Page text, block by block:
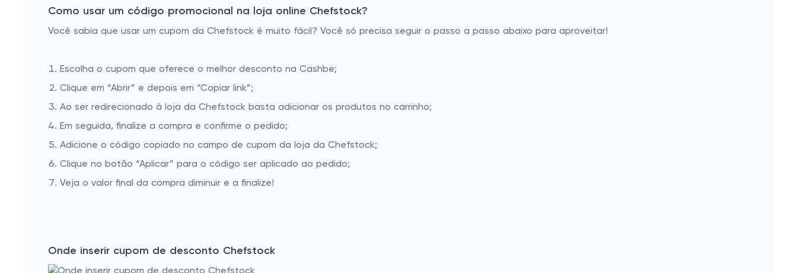
Como usar um código promocional na loja online Chefstock?
Você sabia que usar um cupom da Chefstock é muito fácil? Você só precisa seguir o passo a passo abaixo para aproveitar!
Escolha o cupom que oferece o melhor desconto na Cashbe;
Clique em “Abrir” e depois em “Copiar link”;
Ao ser redirecionado à loja da Chefstock basta adicionar os produtos no carrinho;
Em seguida, finalize a compra e confirme o pedido;
Adicione o código copiado no campo de cupom da loja da Chefstock;
Clique no botão “Aplicar” para o código ser aplicado ao pedido;
Veja o valor final da compra diminuir e a finalize!
Onde inserir cupom de desconto Chefstock